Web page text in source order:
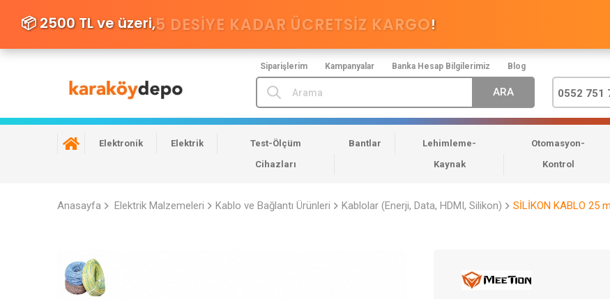
Siparişlerim Kampanyalar Banka Hesap Bilgilerimiz Blog
📦 2500 TL ve üzeri,5 DESIYE KADAR ÜCRETSİZ KARGO!
0552 751
Elektronik Elektrik
Test-Ölçüm
Cihazları
Bantlar
Lehimleme-
Kaynak
Otomasyon-
Kontrol
Anasayfa Elektrik Malzemeleri Kablo ve Bağlantı Ürünleri Kablolar (Enerji, Data, HDMI, Silikon) SİLİKON KABLO 25